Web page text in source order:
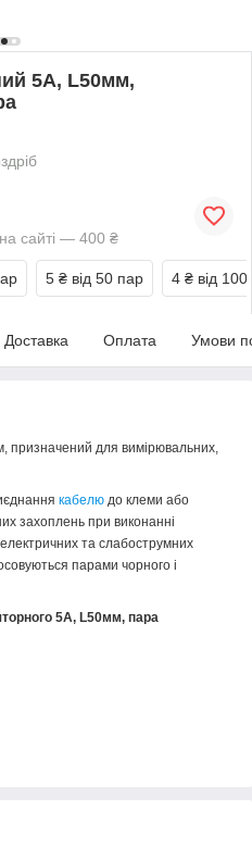
5А, L50мм,
сайті — 400 ₴
5 ₴ від 50 пар 4 ₴ від
Доставка Оплата Умови
призначений для вимірювальних,
кабелю до клеми або
захоплень при виконанні
та слабострумних
парами чорного і
5А, L50мм, пара